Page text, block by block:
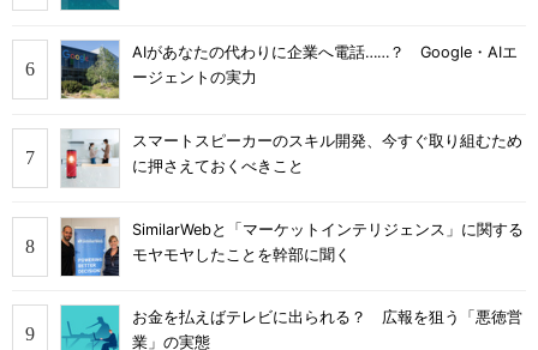
AIがあなたの代わりに企業へ電話……？ Google・AIエ
ージェントの実力
スマートスピーカーのスキル開発、今すぐ取り組むため
に押さえておくべきこと
SimilarWebと「マーケットインテリジェンス」に関する
モヤモヤしたことを幹部に聞く
お金を払えばテレビに出られる？ 広報を狙う「悪徳営
業」の実態